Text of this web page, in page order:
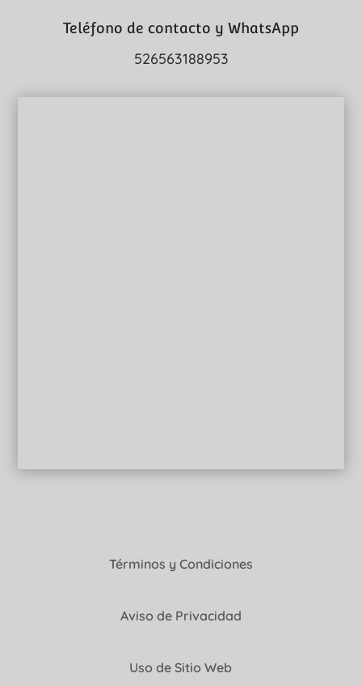
Teléfono de contacto y WhatsApp
526563188953
Términos y Condiciones
Aviso de Privacidad
Uso de Sitio Web